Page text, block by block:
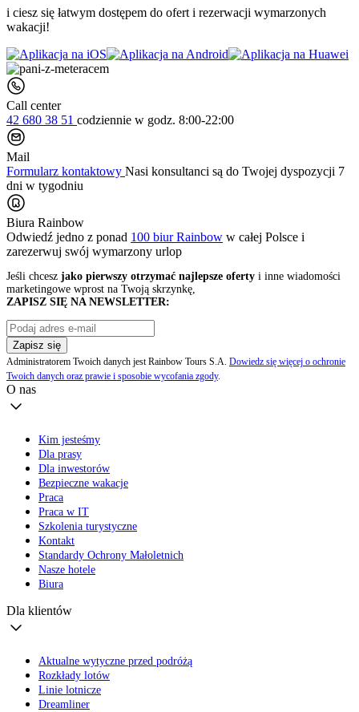
i ciesz się łatwym dostępem do ofert i rezerwacji wymarzonych
wakacji!
Call center
42 680 38 51 codziennie w godz. 8:00-22:00
Mail
Formularz kontaktowy Nasi konsultanci są do Twojej dyspozycji 7
dni w tygodniu
Biura Rainbow
Odwiedź jedno z ponad 100 biur Rainbow w całej Polsce i
zarezerwuj swój wymarzony urlop
Jeśli chcesz jako pierwszy otrzymać najlepsze oferty i inne wiadomości
marketingowe wprost na Twoją skrzynkę,
ZAPISZ SIĘ NA NEWSLETTER:
Zapisz się
Administratorem Twoich danych jest Rainbow Tours S.A. Dowiedz się więcej o ochronie
Twoich danych oraz prawie i sposobie wycofania zgody.
O nas
Kim jesteśmy
Dla prasy
Dla inwestorów
Bezpieczne wakacje
Praca
Praca w IT
Szkolenia turystyczne
Kontakt
Standardy Ochrony Małoletnich
Nasze hotele
Biura
Dla klientów
Aktualne wytyczne przed podróżą
Rozkłady lotów
Linie lotnicze
Dreamliner